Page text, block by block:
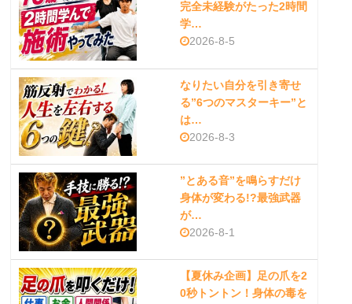
完全未経験がたった2時間
学…
2026-8-5
なりたい自分を引き寄せ
る”6つのマスターキー”と
は…
2026-8-3
”とある音”を鳴らすだけ
身体が変わる!?最強武器
が…
2026-8-1
【夏休み企画】足の爪を2
0秒トントン！身体の毒を